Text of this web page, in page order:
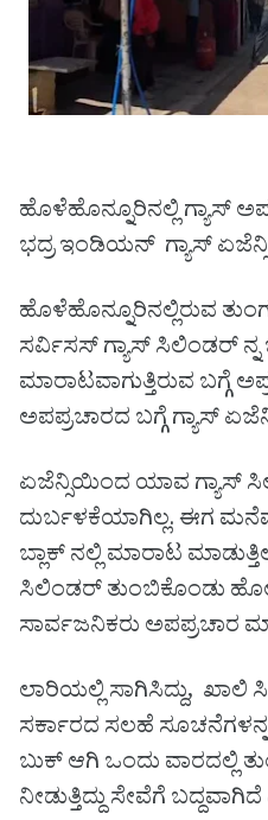
ಹೊಳೆಹೊನ್ನೂರಿನಲ್ಲಿ ಗ್ಯಾಸ್
ಭದ್ರ ಇಂಡಿಯನ್ ಗ್ಯಾಸ್ ಏಜೆನ್ಸಿ
ಹೊಳೆಹೊನ್ನೂರಿನಲ್ಲಿರುವ
ಸರ್ವಿಸಸ್ ಗ್ಯಾಸ್ ಸಿಲಿಂಡರ್ ನ್ನ
ಮಾರಾಟವಾಗುತ್ತಿರುವ ಬಗ್ಗೆ
ಅಪಪ್ರಚಾರದ ಬಗ್ಗೆ ಗ್ಯಾಸ್
ಏಜೆನ್ಸಿಯಿಂದ ಯಾವ ಗ್ಯಾಸ್
ದುರ್ಬಳಕೆಯಾಗಿಲ್ಲ. ಈಗ
ಬ್ಲಾಕ್ ನಲ್ಲಿ ಮಾರಾಟ
ಸಿಲಿಂಡರ್ ತುಂಬಿಕೊಂಡು
ಸಾರ್ವಜನಿಕರು ಅಪಪ್ರಚಾರ
ಲಾರಿಯಲ್ಲಿ ಸಾಗಿಸಿದ್ದು,
ಸರ್ಕಾರದ ಸಲಹೆ ಸೂಚನೆಗಳನ್ನ
ಬುಕ್ ಆಗಿ ಒಂದು ವಾರದಲ್ಲಿ
ನೀಡುತ್ತಿದ್ದು ಸೇವೆಗೆ